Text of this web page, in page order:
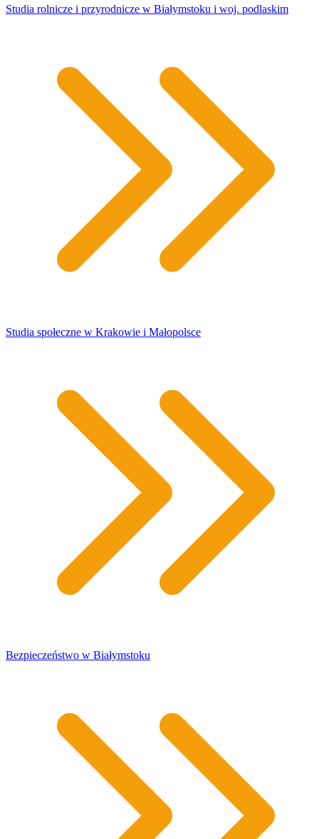
Studia rolnicze i przyrodnicze w Białymstoku i woj. podlaskim
Studia społeczne w Krakowie i Małopolsce
Bezpieczeństwo w Białymstoku